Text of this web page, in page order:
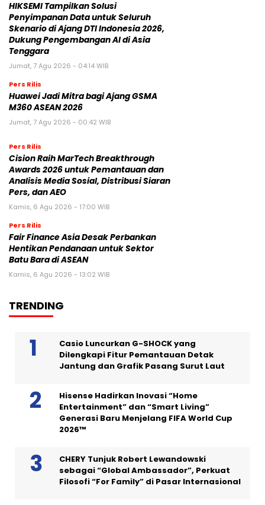
HIKSEMI Tampilkan Solusi
Penyimpanan Data untuk Seluruh
Skenario di Ajang DTI Indonesia 2026,
Dukung Pengembangan AI di Asia
Tenggara
Jumat, 7 Agu 2026 - 04:14 WIB
Pers Rilis
Huawei Jadi Mitra bagi Ajang GSMA
M360 ASEAN 2026
Jumat, 7 Agu 2026 - 00:42 WIB
Pers Rilis
Cision Raih MarTech Breakthrough
Awards 2026 untuk Pemantauan dan
Analisis Media Sosial, Distribusi Siaran
Pers, dan AEO
Kamis, 6 Agu 2026 - 17:00 WIB
Pers Rilis
Fair Finance Asia Desak Perbankan
Hentikan Pendanaan untuk Sektor
Batu Bara di ASEAN
Kamis, 6 Agu 2026 - 13:02 WIB
TRENDING
Casio Luncurkan G-SHOCK yang
Dilengkapi Fitur Pemantauan Detak
Jantung dan Grafik Pasang Surut Laut
Hisense Hadirkan Inovasi “Home
Entertainment” dan “Smart Living”
Generasi Baru Menjelang FIFA World Cup
2026™
CHERY Tunjuk Robert Lewandowski
sebagai “Global Ambassador”, Perkuat
Filosofi “For Family” di Pasar Internasional